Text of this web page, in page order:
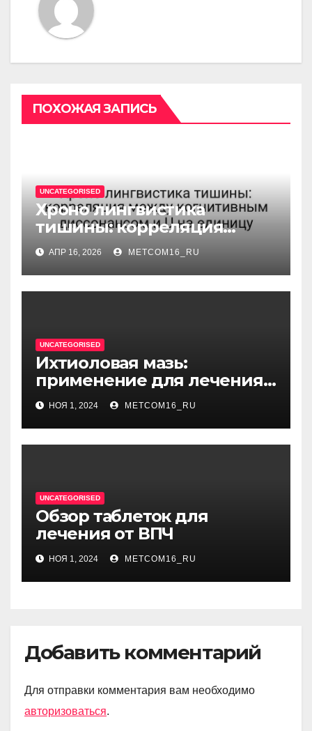
ПОХОЖАЯ ЗАПИСЬ
UNCATEGORISED
Хроно лингвистика
тишины: корреляция
между когнитивным
диссонансом и U на
единицу
АПР 16, 2026 METCOM16_RU
UNCATEGORISED
Ихтиоловая мазь:
применение для лечения
фурункулов
НОЯ 1, 2024 METCOM16_RU
UNCATEGORISED
Обзор таблеток для
лечения от ВПЧ
НОЯ 1, 2024 METCOM16_RU
Добавить комментарий
Для отправки комментария вам необходимо
авторизоваться.